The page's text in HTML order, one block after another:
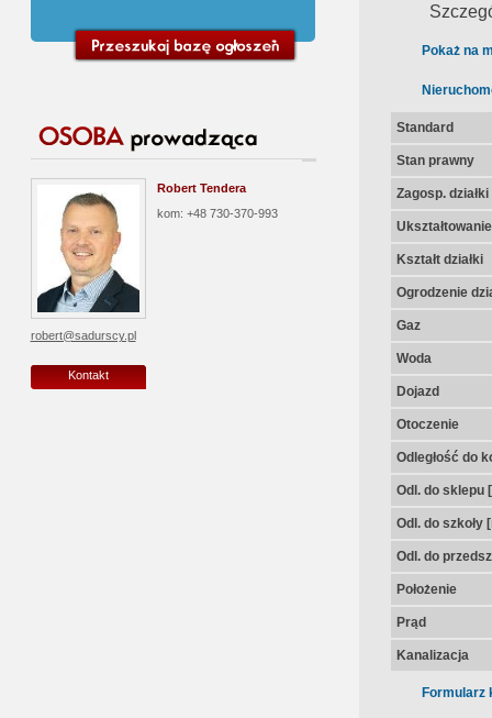
Robert Tendera
kom: +48 730-370-993
robert@sadurscy.pl
Kontakt
Pokaż na
Standard
Stan prawny
Zagosp. działki
Kształt działki
Ogrodzenie
Gaz
Woda
Dojazd
Otoczenie
Odległość do
Odl. do sklepu
Odl. do szkoły
Odl. do
Położenie
Prąd
Kanalizacja
Formularz